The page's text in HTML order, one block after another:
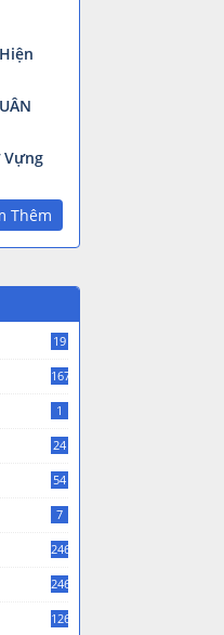
Vựng
Thêm
19
167
1
24
54
7
246
246
126